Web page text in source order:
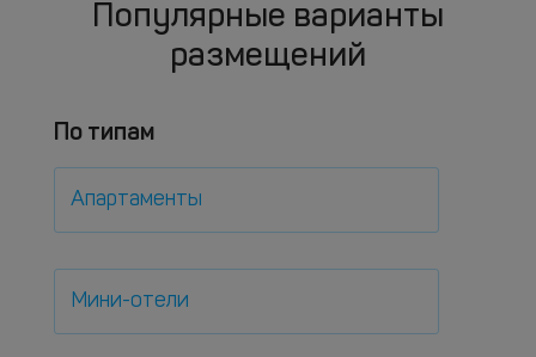
Популярные варианты
размещений
По типам
Апартаменты
Мини-отели